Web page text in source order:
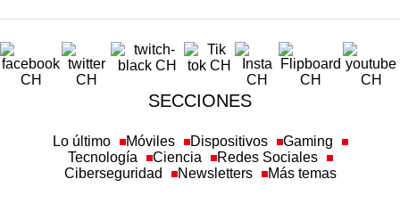
SECCIONES
Lo último Móviles Dispositivos
Gaming
Tecnología
Ciencia
Redes Sociales
Ciberseguridad
Newsletters Más temas